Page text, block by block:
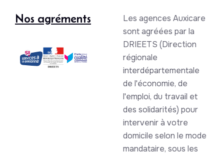
Nos agréments
Les agences Auxicare
sont agréées par la
DRIEETS (Direction
régionale
interdépartementale
de l'économie, de
l'emploi, du travail et
des solidarités) pour
intervenir à votre
domicile selon le mode
mandataire, sous les